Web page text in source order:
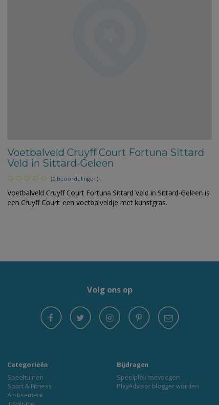
Voetbalveld Cruyff Court Fortuna Sittard
Veld in Sittard-Geleen
(0 beoordelingen)
Voetbalveld Cruyff Court Fortuna Sittard Veld in Sittard-Geleen is
een Cruyff Court: een voetbalveldje met kunstgras.
Volg ons op
Categorieën
Speeltuinen
Sport & Fitness
Amusement
Bijdragen
Speelplek toevoegen
PlayAdvisor blogger worden